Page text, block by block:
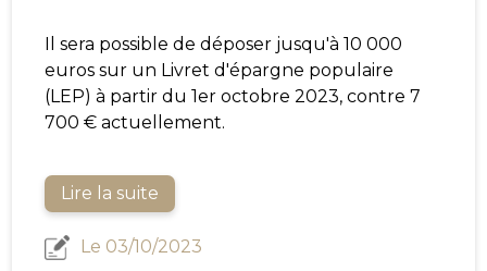
Il sera possible de déposer jusqu'à 10 000
euros sur un Livret d'épargne populaire
(LEP) à partir du 1er octobre 2023, contre 7
700 € actuellement.
Lire la suite
Le 03/10/2023